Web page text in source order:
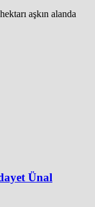
aşkın alanda
Ünal